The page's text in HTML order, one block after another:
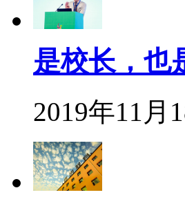
是校长，也
2019年11月